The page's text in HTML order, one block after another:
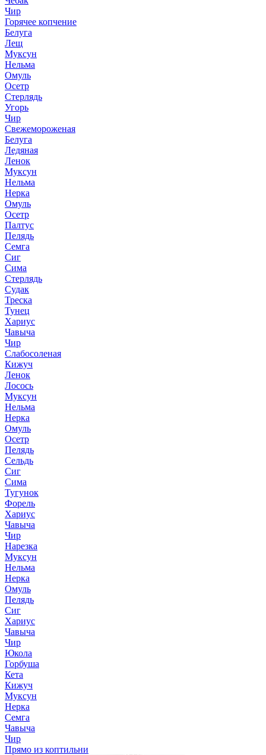
Чир
Горячее копчение
Белуга
Лещ
Муксун
Нельма
Омуль
Осетр
Стерлядь
Угорь
Чир
Свежемороженая
Белуга
Ледяная
Ленок
Муксун
Нельма
Нерка
Омуль
Осетр
Палтус
Пелядь
Семга
Сиг
Сима
Стерлядь
Судак
Треска
Тунец
Хариус
Чавыча
Чир
Слабосоленая
Кижуч
Ленок
Лосось
Муксун
Нельма
Нерка
Омуль
Осетр
Пелядь
Сельдь
Сиг
Сима
Тугунок
Форель
Хариус
Чавыча
Чир
Нарезка
Муксун
Нельма
Нерка
Омуль
Пелядь
Сиг
Хариус
Чавыча
Чир
Юкола
Горбуша
Кета
Кижуч
Муксун
Нерка
Семга
Чавыча
Чир
Прямо из коптильни